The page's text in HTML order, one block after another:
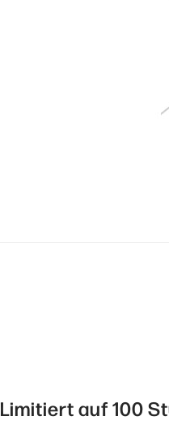
Limitiert auf 100